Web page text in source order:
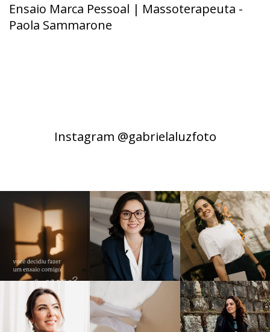
Ensaio Marca Pessoal | Massoterapeuta -
Paola Sammarone
Instagram @gabrielaluzfoto